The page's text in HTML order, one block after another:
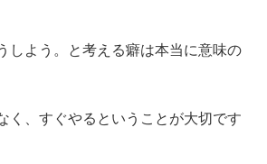
しよう。と考える癖は本当に意味の
く、すぐやるということが大切です